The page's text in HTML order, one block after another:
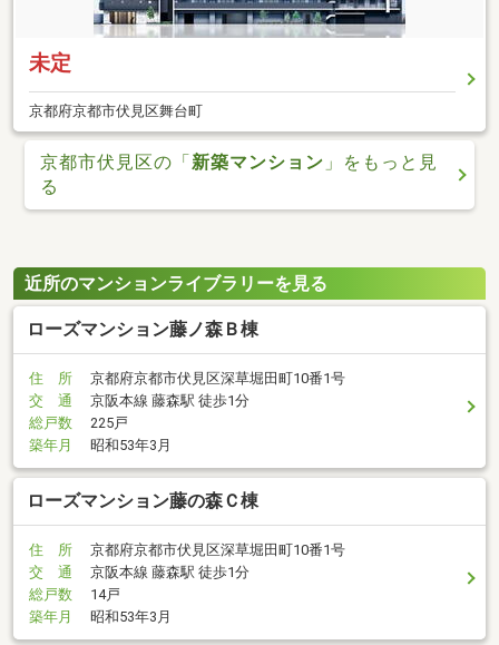
未定
京都府京都市伏見区舞台町
京都市伏見区の「 新築マンション 」をもっと見
る
近所のマンションライブラリーを見る
ローズマンション藤ノ森Ｂ棟
住 所
京都府京都市伏見区深草堀田町10番1号
交 通
京阪本線 藤森駅 徒歩1分
総戸数
225戸
築年月
昭和53年3月
ローズマンション藤の森Ｃ棟
住 所
京都府京都市伏見区深草堀田町10番1号
交 通
京阪本線 藤森駅 徒歩1分
総戸数
14戸
築年月
昭和53年3月